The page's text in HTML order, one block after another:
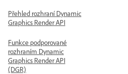
Přehled rozhraní Dynamic
Graphics Render API
Funkce podporované
rozhraním Dynamic
Graphics Render API
(DGR)